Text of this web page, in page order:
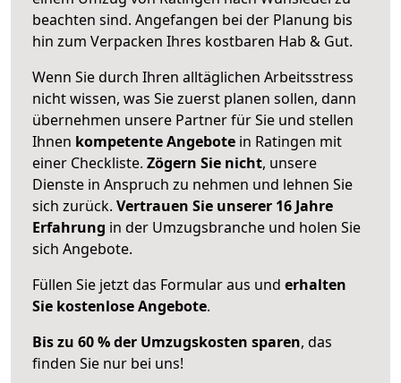
beachten sind. Angefangen bei der Planung bis
hin zum Verpacken Ihres kostbaren Hab & Gut.
Wenn Sie durch Ihren alltäglichen Arbeitsstress
nicht wissen, was Sie zuerst planen sollen, dann
übernehmen unsere Partner für Sie und stellen
Ihnen kompetente Angebote in Ratingen mit
einer Checkliste. Zögern Sie nicht, unsere
Dienste in Anspruch zu nehmen und lehnen Sie
sich zurück. Vertrauen Sie unserer 16 Jahre
Erfahrung in der Umzugsbranche und holen Sie
sich Angebote.
Füllen Sie jetzt das Formular aus und erhalten
Sie kostenlose Angebote.
Bis zu 60 % der Umzugskosten sparen, das
finden Sie nur bei uns!